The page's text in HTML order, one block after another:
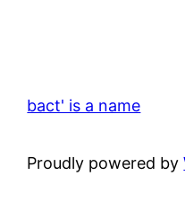
bact' is a name
Proudly powered by